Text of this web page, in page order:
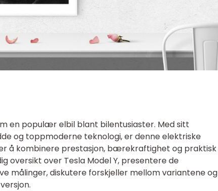
en populær elbil blant bilentusiaster. Med sitt
og toppmoderne teknologi, er denne elektriske
å kombinere prestasjon, bærekraftighet og praktisk
oversikt over Tesla Model Y, presentere de
målinger, diskutere forskjeller mellom variantene og